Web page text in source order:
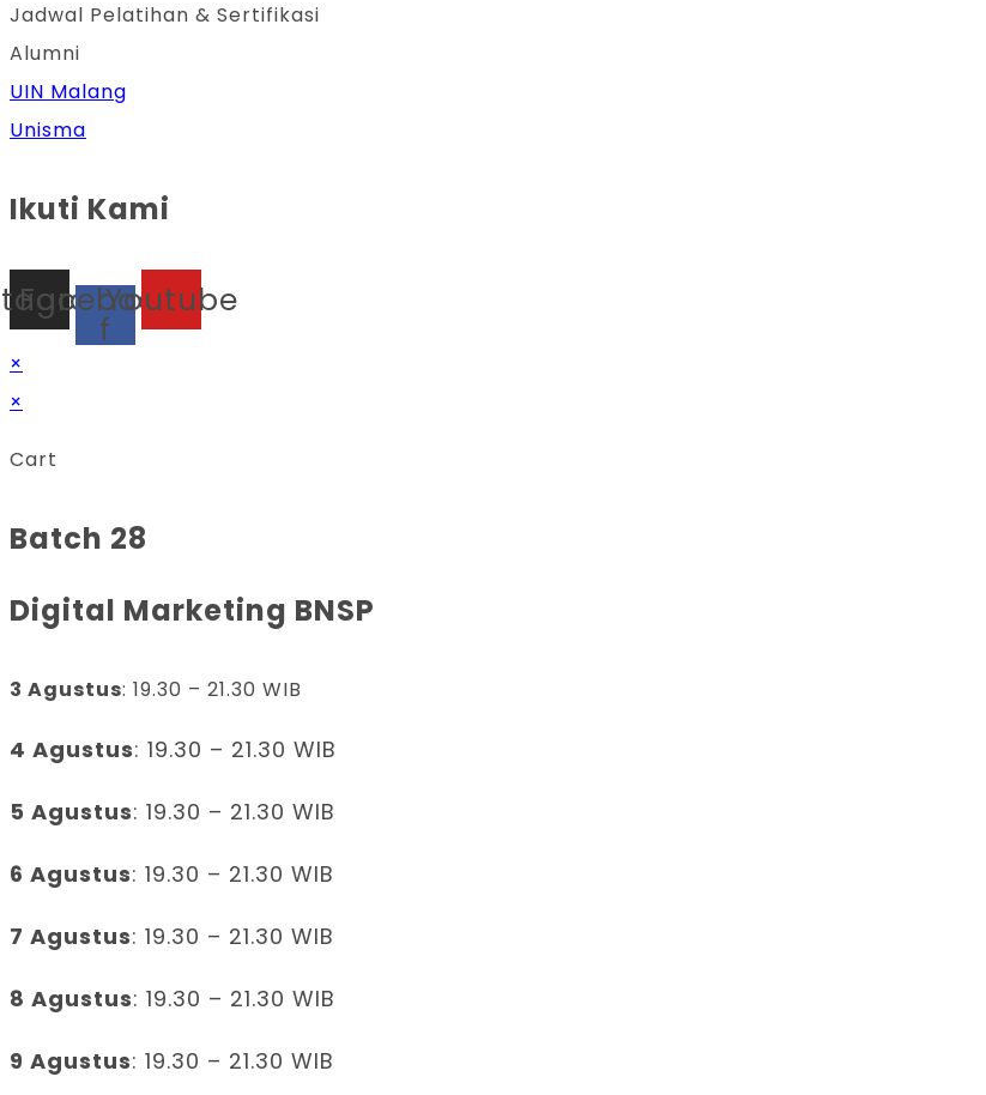
Jadwal Pelatihan & Sertifikasi
Alumni
UIN Malang
Unisma
Ikuti Kami
Facebook-
f
Youtube
×
×
Cart
Batch 28
Digital Marketing BNSP
3 Agustus: 19.30 – 21.30 WIB
4 Agustus: 19.30 – 21.30 WIB
5 Agustus: 19.30 – 21.30 WIB
6 Agustus: 19.30 – 21.30 WIB
7 Agustus: 19.30 – 21.30 WIB
8 Agustus: 19.30 – 21.30 WIB
9 Agustus: 19.30 – 21.30 WIB